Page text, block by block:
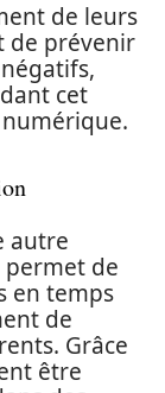
de leurs
de prévenir
cet
autre
permet de
en temps
de
Grâce
être